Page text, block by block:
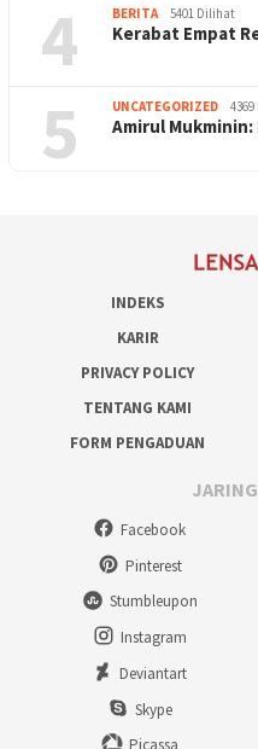
4 BERITA 5401 Dilihat
Kerabat Empat
5 UNCATEGORIZED
Amirul Mukminin:
INDEKS
KARIR
PRIVACY POLICY
TENTANG KAMI
FORM PENGADUAN
Facebook
Pinterest
Stumbleupon
Instagram
Deviantart
Skype